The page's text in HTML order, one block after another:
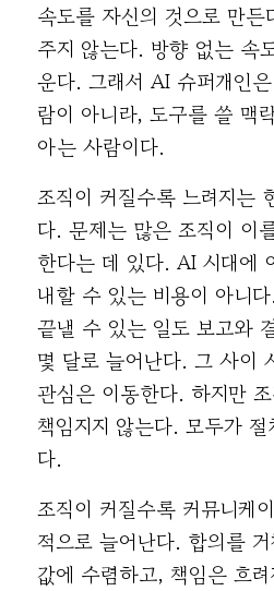
속도를 자신의 것으로 만
주지 않는다. 방향 없는 속
운다. 그래서 AI 슈퍼개인
람이 아니라, 도구를 쓸 맥
아는 사람이다.
조직이 커질수록 느려지는
다. 문제는 많은 조직이 이
한다는 데 있다. AI 시대에
내할 수 있는 비용이 아니
끝낼 수 있는 일도 보고와
몇 달로 늘어난다. 그 사이
관심은 이동한다. 하지만
책임지지 않는다. 모두가
다.
조직이 커질수록 커뮤니케
적으로 늘어난다. 합의를
값에 수렴하고, 책임은 흐